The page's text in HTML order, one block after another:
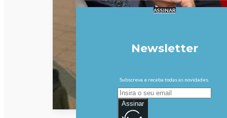
ASSINAR
Newsletter
Subscreva e receba todas as novidades.
Assinar